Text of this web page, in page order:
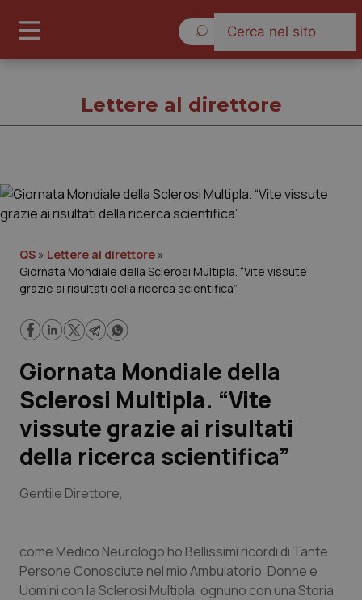
Governo e Parlamento
Regioni e Asl
Lavoro e Professioni
Scienza e Farmaci
Studi e Analisi
Lettere al direttore
QS Pro
Lettere al direttore
QS » Lettere al direttore »
Giornata Mondiale della Sclerosi Multipla. “Vite vissute
grazie ai risultati della ricerca scientifica”
Giornata Mondiale della
Sclerosi Multipla. “Vite
vissute grazie ai risultati
della ricerca scientifica”
Gentile Direttore,
come Medico Neurologo ho Bellissimi ricordi di Tante
Persone Conosciute nel mio Ambulatorio, Donne e
Uomini con la Sclerosi Multipla, ognuno con una Storia